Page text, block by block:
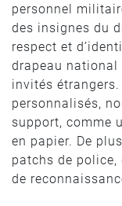
personnel
des insignes du
respect et
drapeau national
invités
personnalisés,
support, comme
en papier. De
patchs de
de